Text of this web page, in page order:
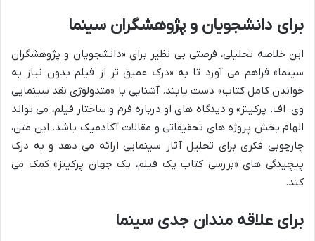
برای دانشجویان و پژوهشگران سینما
این خلاصه تحلیلی، فرصتی بی نظیر برای «دانشجویان و پژوهشگران
سینما» فراهم می آورد تا به «درک عمیق تر از فیلم بدون نیاز به
خواندن کامل کتاب» دست یابند. آشنایی با «متدولوژی نقد سینمایی
وی. اف. پرکینز» و دیدگاه های او درباره فرم و ساختار فیلم، می تواند
الهام بخش پروژه های تحقیقاتی و مقالات آکادمیک باشد. این متن،
چارچوبی فکری برای تحلیل آثار سینمایی ارائه می دهد و به درک
پیچیدگی های «بررسی کتاب یک فیلم، یک جهان پرکینز» کمک می
کند.
برای علاقه مندان جدی سینما